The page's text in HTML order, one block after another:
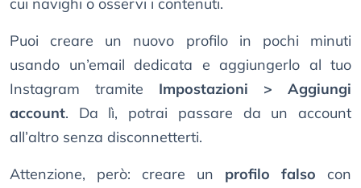
cui navighi o osservi i contenuti.
Puoi creare un nuovo profilo in pochi minuti
usando un’email dedicata e aggiungerlo al tuo
Instagram tramite Impostazioni > Aggiungi
account. Da lì, potrai passare da un account
all’altro senza disconnetterti.
Attenzione, però: creare un profilo falso con